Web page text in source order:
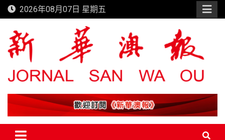
Skip
to
content
2026年08月07日 星期五
新華澳報